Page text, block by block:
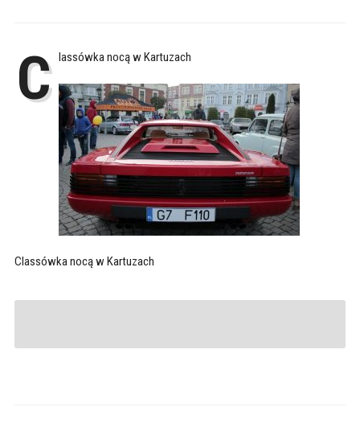
C lassówka nocą w Kartuzach
Classówka nocą w Kartuzach